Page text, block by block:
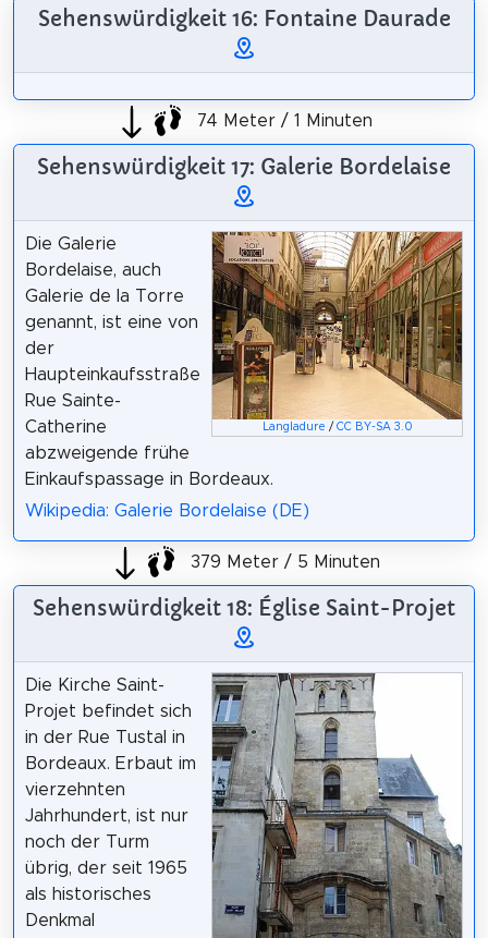
Sehenswürdigkeit 16: Fontaine Daurade
74 Meter / 1 Minuten
Sehenswürdigkeit 17: Galerie Bordelaise
Langladure / CC BY-SA 3.0
Die Galerie
Bordelaise, auch
Galerie de la Torre
genannt, ist eine von
der
Haupteinkaufsstraße
Rue Sainte-
Catherine
abzweigende frühe
Einkaufspassage in Bordeaux.
Wikipedia: Galerie Bordelaise (DE)
379 Meter / 5 Minuten
Sehenswürdigkeit 18: Église Saint-Projet
Die Kirche Saint-
Projet befindet sich
in der Rue Tustal in
Bordeaux. Erbaut im
vierzehnten
Jahrhundert, ist nur
noch der Turm
übrig, der seit 1965
als historisches
Denkmal